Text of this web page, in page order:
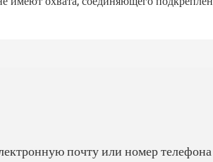
почту или номер